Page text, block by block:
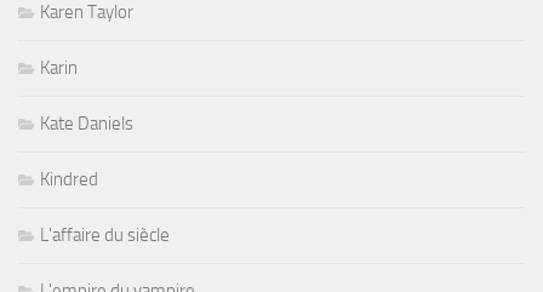
Karen Taylor
Karin
Kate Daniels
Kindred
L'affaire du siècle